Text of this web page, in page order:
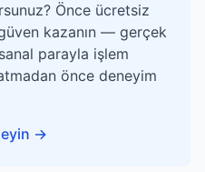
Önce ücretsiz
kazanın — gerçek
parayla işlem
önce deneyim
→